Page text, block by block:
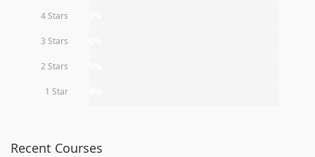
4 Stars
3 Stars
2 Stars
1 Star
Recent Courses